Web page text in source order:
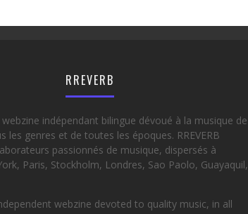
RREVERB
webzine indépendant bilingue dévoué à la musique de
les genres et de toutes les époques. RREVERB
passionnés de musique, dispersés à
Paris, Stockholm, Londres, Sao Paolo, Guayaquil,
webzine devoted to quality music, in all